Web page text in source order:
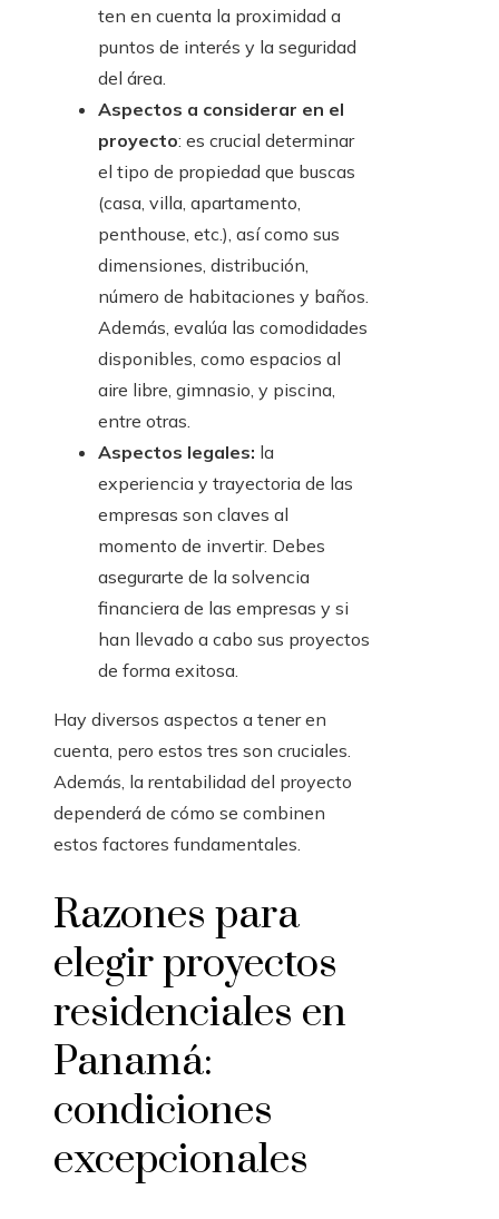
ten en cuenta la proximidad a
puntos de interés y la seguridad
del área.
Aspectos a considerar en el
proyecto: es crucial determinar
el tipo de propiedad que buscas
(casa, villa, apartamento,
penthouse, etc.), así como sus
dimensiones, distribución,
número de habitaciones y baños.
Además, evalúa las comodidades
disponibles, como espacios al
aire libre, gimnasio, y piscina,
entre otras.
Aspectos legales: la
experiencia y trayectoria de las
empresas son claves al
momento de invertir. Debes
asegurarte de la solvencia
financiera de las empresas y si
han llevado a cabo sus proyectos
de forma exitosa.
Hay diversos aspectos a tener en
cuenta, pero estos tres son cruciales.
Además, la rentabilidad del proyecto
dependerá de cómo se combinen
estos factores fundamentales.
Razones para
elegir proyectos
residenciales en
Panamá:
condiciones
excepcionales